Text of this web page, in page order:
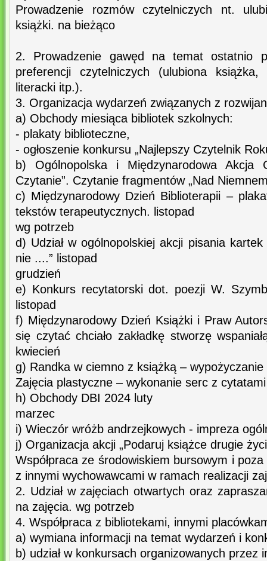
Prowadzenie rozmów czytelniczych nt.
książki. na bieżąco
2. Prowadzenie gawęd na temat ostatnio
preferencji czytelniczych (ulubiona
literacki itp.).
3. Organizacja wydarzeń związanych z
a) Obchody miesiąca bibliotek szkolnych:
- plakaty biblioteczne,
- ogłoszenie konkursu „Najlepszy Czytelnik
b) Ogólnopolska i Międzynarodowa Akcja
Czytanie”. Czytanie fragmentów „Nad
c) Międzynarodowy Dzień Biblioterapii –
tekstów terapeutycznych. listopad
wg potrzeb
d) Udział w ogólnopolskiej akcji pisania
nie ....” listopad
grudzień
e) Konkurs recytatorski dot. poezji W.
listopad
f) Międzynarodowy Dzień Książki i Praw
się czytać chciało zakładkę stworzę
kwiecień
g) Randka w ciemno z książką –
Zajęcia plastyczne – wykonanie serc z
h) Obchody DBI 2024 luty
marzec
i) Wieczór wróżb andrzejkowych - impreza
j) Organizacja akcji „Podaruj książce drugie
Współpraca ze środowiskiem bursowym i
z innymi wychowawcami w ramach realizacji
2. Udział w zajęciach otwartych oraz
na zajęcia. wg potrzeb
4. Współpraca z bibliotekami, innymi
a) wymiana informacji na temat wydarzeń i
b) udział w konkursach organizowanych przez